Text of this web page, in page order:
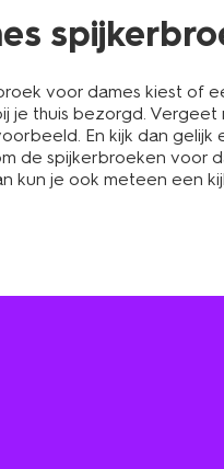
voor dames kiest of
je thuis bezorgd.
En kijk dan gelijk
de spijkerbroeken voor
kun je ook meteen een